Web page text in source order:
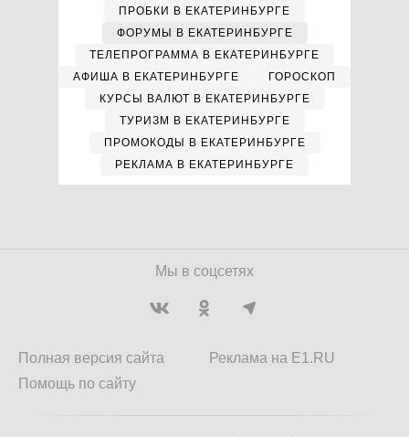
ПРОБКИ В ЕКАТЕРИНБУРГЕ
ФОРУМЫ В ЕКАТЕРИНБУРГЕ
ТЕЛЕПРОГРАММА В ЕКАТЕРИНБУРГЕ
АФИША В ЕКАТЕРИНБУРГЕ
ГОРОСКОП
КУРСЫ ВАЛЮТ В ЕКАТЕРИНБУРГЕ
ТУРИЗМ В ЕКАТЕРИНБУРГЕ
ПРОМОКОДЫ В ЕКАТЕРИНБУРГЕ
РЕКЛАМА В ЕКАТЕРИНБУРГЕ
Мы в соцсетях
Полная версия сайта
Помощь по сайту
Реклама на E1.RU